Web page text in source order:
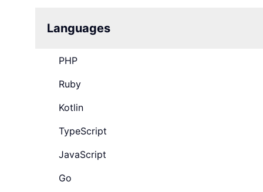
Languages
PHP
Ruby
Kotlin
TypeScript
JavaScript
Go